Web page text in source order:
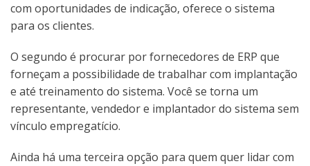
com oportunidades de indicação, oferece o sistema
para os clientes.
O segundo é procurar por fornecedores de ERP que
forneçam a possibilidade de trabalhar com implantação
e até treinamento do sistema. Você se torna um
representante, vendedor e implantador do sistema sem
vínculo empregatício.
Ainda há uma terceira opção para quem quer lidar com